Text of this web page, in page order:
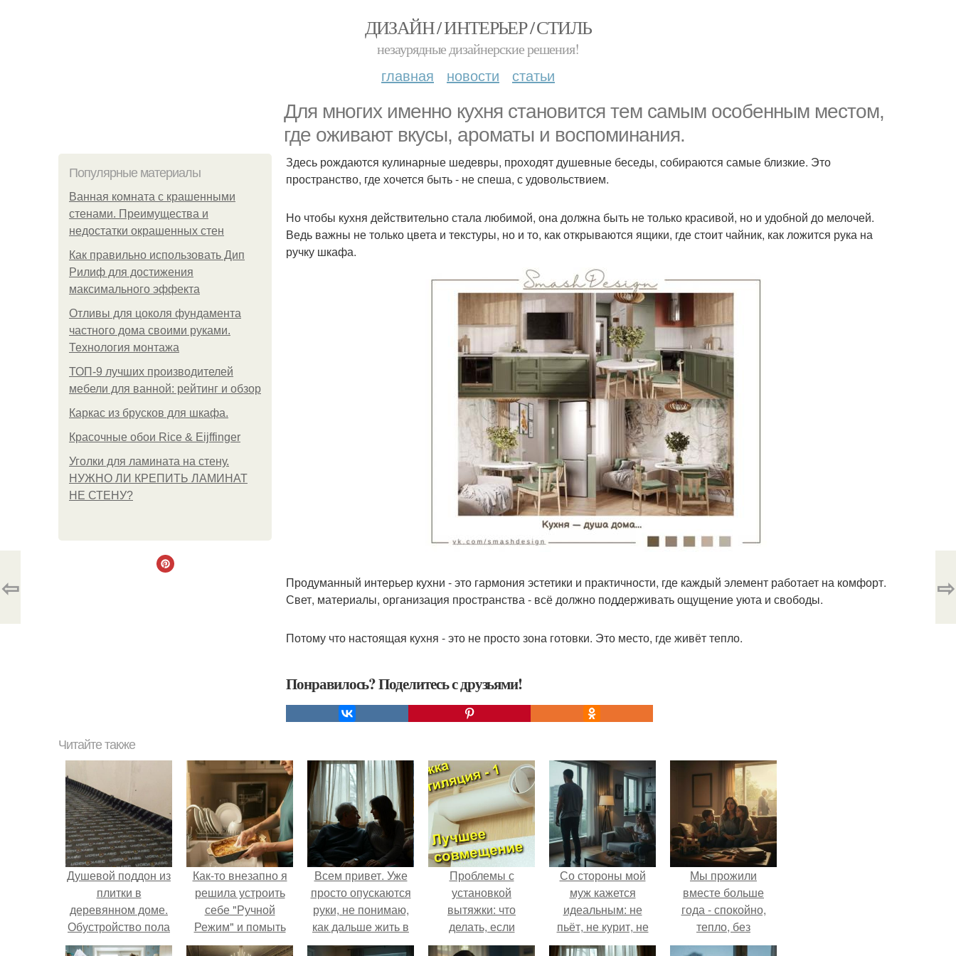
ДИЗАЙН / ИНТЕРЬЕР / СТИЛЬ
незаурядные дизайнерские решения!
главная новости статьи
Для многих именно кухня становится тем самым особенным местом,
где оживают вкусы, ароматы и воспоминания.
Популярные материалы
Ванная комната с крашенными
стенами. Преимущества и
недостатки окрашенных стен
Как правильно использовать Дип
Рилиф для достижения
максимального эффекта
Отливы для цоколя фундамента
частного дома своими руками.
Технология монтажа
ТОП-9 лучших производителей
мебели для ванной: рейтинг и обзор
Каркас из брусков для шкафа.
Красочные обои Rice & Eijffinger
Уголки для ламината на стену.
НУЖНО ЛИ КРЕПИТЬ ЛАМИНАТ
НЕ СТЕНУ?
Здесь рождаются кулинарные шедевры, проходят душевные беседы, собираются самые близкие. Это
пространство, где хочется быть - не спеша, с удовольствием.
Но чтобы кухня действительно стала любимой, она должна быть не только красивой, но и удобной до мелочей.
Ведь важны не только цвета и текстуры, но и то, как открываются ящики, где стоит чайник, как ложится рука на
ручку шкафа.
Продуманный интерьер кухни - это гармония эстетики и практичности, где каждый элемент работает на комфорт.
Свет, материалы, организация пространства - всё должно поддерживать ощущение уюта и свободы.
Потому что настоящая кухня - это не просто зона готовки. Это место, где живёт тепло.
Понравилось? Поделитесь с друзьями!
⇦ ⇨
Читайте также
Душевой поддон из
плитки в
деревянном доме.
Обустройство пола
в душевой
Как-то внезапно я
решила устроить
себе "Ручной
Режим" и помыть
посуду без помощи
Всем привет. Уже
просто опускаются
руки, не понимаю,
как дальше жить в
этой ситуации.
Проблемы с
установкой
вытяжки: что
делать, если
мешает газовая
Со стороны мой
муж кажется
идеальным: не
пьёт, не курит, не
даёт поводов для
Мы прожили
вместе больше
года - спокойно,
тепло, без
конфликтов.